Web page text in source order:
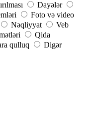
Dayələr
Foto və video
Nəqliyyat
Veb
Qida
qulluq
Digər